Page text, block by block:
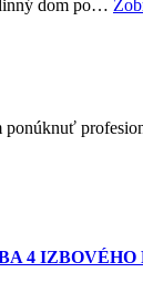
dom po…
4